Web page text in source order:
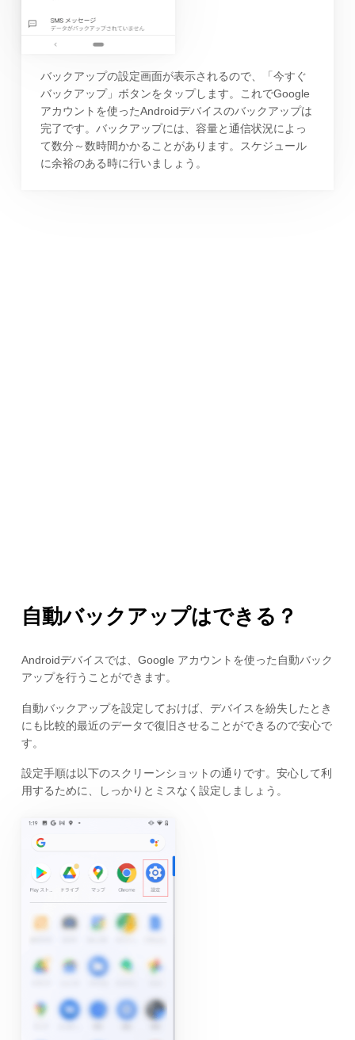
バックアップの設定画面が表示されるので、「今すぐ
バックアップ」ボタンをタップします。これでGoogle
アカウントを使ったAndroidデバイスのバックアップは
完了です。バックアップには、容量と通信状況によっ
て数分～数時間かかることがあります。スケジュール
に余裕のある時に行いましょう。
自動バックアップはできる？
Androidデバイスでは、Google アカウントを使った自動バック
アップを行うことができます。
自動バックアップを設定しておけば、デバイスを紛失したとき
にも比較的最近のデータで復旧させることができるので安心で
す。
設定手順は以下のスクリーンショットの通りです。安心して利
用するために、しっかりとミスなく設定しましょう。